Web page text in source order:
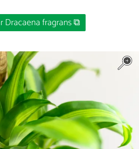
Dracaena fragrans ⧉